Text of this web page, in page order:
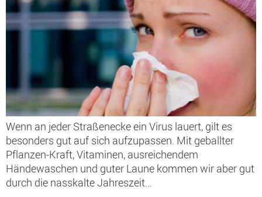
Wenn an jeder Straßenecke ein Virus lauert, gilt es
besonders gut auf sich aufzupassen. Mit geballter
Pflanzen-Kraft, Vitaminen, ausreichendem
Händewaschen und guter Laune kommen wir aber gut
durch die nasskalte Jahreszeit…